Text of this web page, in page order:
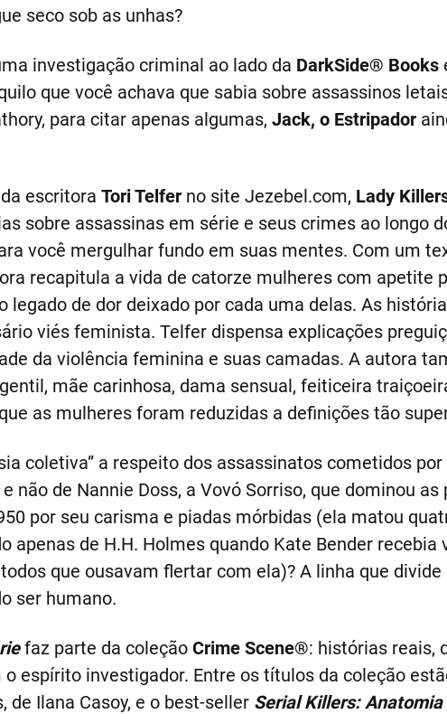
seco sob as unhas?
investigação criminal ao lado da DarkSide® Books
que você achava que sabia sobre assassinos
para citar apenas algumas, Jack, o Estripador
escritora Tori Telferno site Jezebel.com, Lady
sobre assassinas em série e seus crimes ao longo
você mergulhar fundo em suas mentes. Com um
recapitula a vida de catorze mulheres com apetite
legado de dor deixado por cada uma delas. As
viés feminista. Telfer dispensa explicações
da violência feminina e suas camadas. A autora
mãe carinhosa, dama sensual, feiticeira
as mulheres foram reduzidas a definições tão
coletiva” a respeito dos assassinatos cometidos
não de Nannie Doss, a Vovó Sorriso, que dominou as
por seu carisma e piadas mórbidas (ela matou
apenas de H.H. Holmes quando Kate Bender recebia
que ousavam flertar com ela)? A linha que divide
ser humano.
faz parte da coleção Crime Scene®: histórias reais,
espírito investigador. Entre os títulos da coleção
Ilana Casoy, e o best-seller Serial Killers: